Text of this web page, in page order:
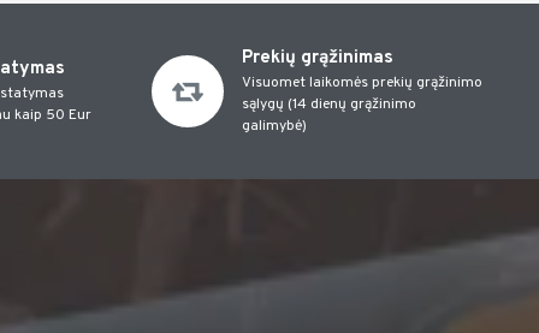
kaip 50 Eur
Prekių grąžinimas
Visuomet laikomės prekių grąžinimo
sąlygų (14 dienų grąžinimo
galimybė)